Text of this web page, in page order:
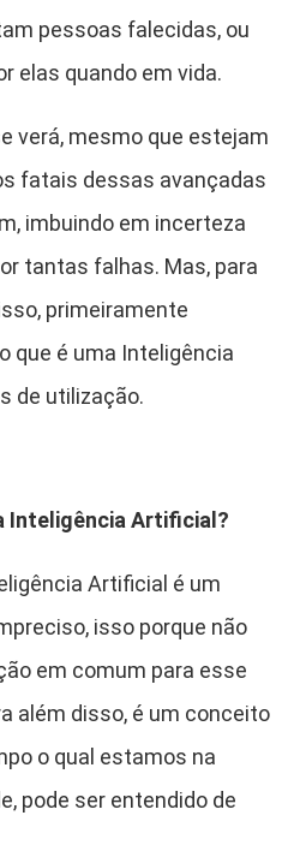
pessoas falecidas, ou
elas quando em vida.
verá, mesmo que estejam
fatais dessas avançadas
imbuindo em incerteza
tantas falhas. Mas, para
primeiramente
que é uma Inteligência
de utilização.
Inteligência Artificial?
Artificial é um
isso porque não
em comum para esse
além disso, é um conceito
o qual estamos na
pode ser entendido de